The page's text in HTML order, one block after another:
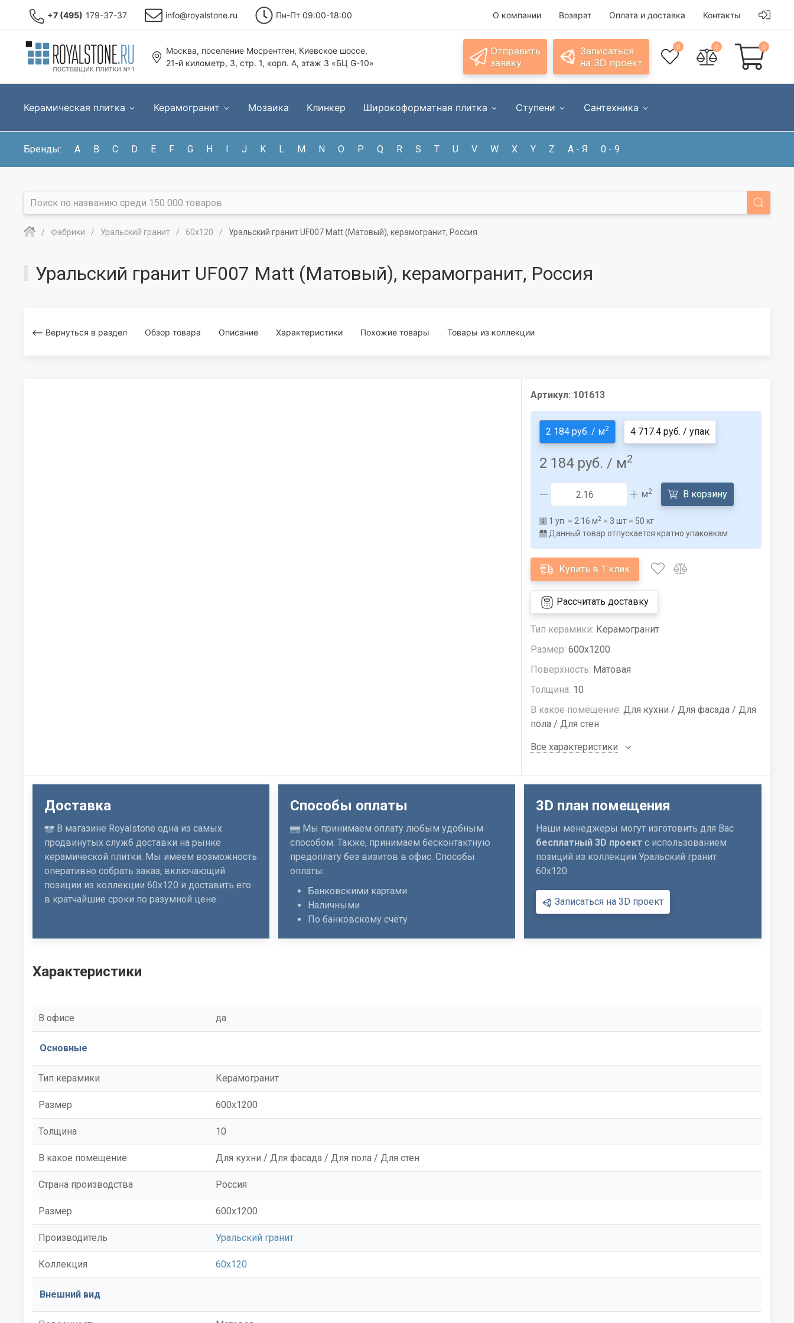
+7 (495) 179-37-37 info@royalstone.ru Пн-Пт 09:00-18:00 О компании Возврат Оплата и доставка Контакты
Москва, поселение Мосрентген, Киевское шоссе,
21-й километр, 3, стр. 1, корп. А, этаж 3 «БЦ G-10»
Отправить
заявку
Записаться
на 3D проект
0 0 0
Керамическая плитка Керамогранит Мозаика Клинкер Широкоформатная плитка Ступени Сантехника
Бренды: A B C D E F G H I J K L M N O P Q R S T U V W X Y Z А - Я 0 - 9
Фабрики Уральский гранит 60x120 Уральский гранит UF007 Matt (Матовый), керамогранит, Россия
Уральский гранит UF007 Matt (Матовый), керамогранит, Россия
Вернуться в раздел Обзор товара Описание Характеристики Похожие товары Товары из коллекции
Артикул: 101613
2 184 руб. / м2 4 717.4 руб. / упак
2 184 руб. / м2
м2 В корзину
1 уп. =2.16 м2 = 3 шт = 50 кг
Данный товар отпускается кратно упаковкам.
Купить в 1 клик
Рассчитать доставку
Тип керамики: Керамогранит
Размер: 600x1200
Поверхность: Матовая
Толщина: 10
В какое помещение: Для кухни / Для фасада / Для
пола / Для стен
Все характеристики
Доставка
В магазине Royalstone одна из самых
продвинутых служб доставки на рынке
керамической плитки. Мы имеем возможность
оперативно собрать заказ, включающий
позиции из коллекции 60x120 и доставить его
в кратчайшие сроки по разумной цене.
Способы оплаты
Мы принимаем оплату любым удобным
способом. Также, принимаем бесконтактную
предоплату без визитов в офис. Способы
оплаты:
Банковскими картами
Наличными
По банковскому счёту
3D план помещения
Наши менеджеры могут изготовить для Вас
бесплатный 3D проект с использованием
позиций из коллекции Уральский гранит
60x120.
Записаться на 3D проект
Характеристики
В офисе да
Основные
Тип керамики Керамогранит
Размер 600x1200
Толщина 10
В какое помещение Для кухни / Для фасада / Для пола / Для стен
Страна производства Россия
Размер 600x1200
Производитель Уральский гранит
Коллекция 60x120
Внешний вид